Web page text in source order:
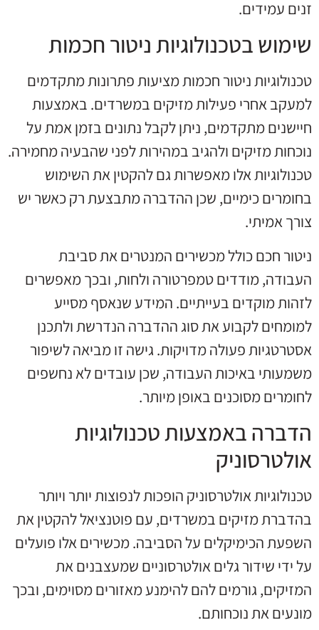
זנים עמידים.
שימוש בטכנולוגיות ניטור חכמות
טכנולוגיות ניטור חכמות מציעות פתרונות מתקדמים
למעקב אחרי פעילות מזיקים במשרדים. באמצעות
חיישנים מתקדמים, ניתן לקבל נתונים בזמן אמת על
נוכחות מזיקים ולהגיב במהירות לפני שהבעיה מחמירה.
טכנולוגיות אלו מאפשרות גם להקטין את השימוש
בחומרים כימיים, שכן ההדברה מתבצעת רק כאשר יש
צורך אמיתי.
ניטור חכם כולל מכשירים המנטרים את סביבת
העבודה, מודדים טמפרטורה ולחות, ובכך מאפשרים
לזהות מוקדים בעייתיים. המידע שנאסף מסייע
למומחים לקבוע את סוג ההדברה הנדרשת ולתכנן
אסטרטגיות פעולה מדויקות. גישה זו מביאה לשיפור
משמעותי באיכות העבודה, שכן עובדים לא נחשפים
לחומרים מסוכנים באופן מיותר.
הדברה באמצעות טכנולוגיות
אולטרסוניק
טכנולוגיות אולטרסוניק הופכות לנפוצות יותר ויותר
בהדברת מזיקים במשרדים, עם פוטנציאל להקטין את
השפעת הכימיקלים על הסביבה. מכשירים אלו פועלים
על ידי שידור גלים אולטרסוניים שמעצבנים את
המזיקים, גורמים להם להימנע מאזורים מסוימים, ובכך
מונעים את נוכחותם.